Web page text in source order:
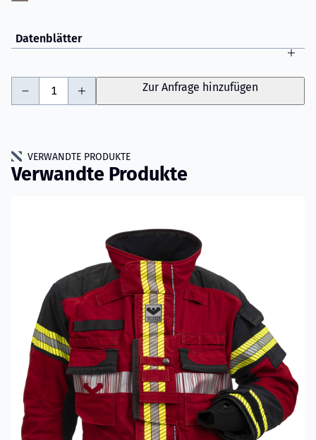
Datenblätter
Zur Anfrage hinzufügen
VERWANDTE PRODUKTE
Verwandte Produkte